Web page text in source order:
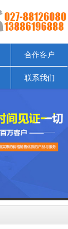
合作客户
联系我们